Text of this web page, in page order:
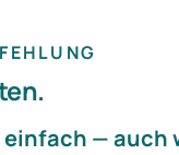
einfach — auch